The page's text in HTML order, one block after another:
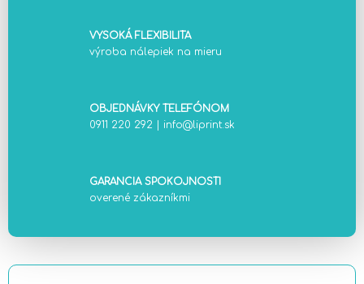
VYSOKÁ FLEXIBILITA
výroba nálepiek na mieru
OBJEDNÁVKY TELEFÓNOM
0911 220 292
info@liprint.sk
GARANCIA SPOKOJNOSTI
overené zákazníkmi